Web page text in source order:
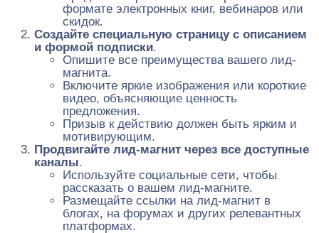
формате электронных книг, вебинаров или
скидок.
Создайте специальную страницу с описанием
и формой подписки.
Опишите все преимущества вашего лид-
магнита.
Включите яркие изображения или короткие
видео, объясняющие ценность
предложения.
Призыв к действию должен быть ярким и
мотивирующим.
Продвигайте лид-магнит через все доступные
каналы.
Используйте социальные сети, чтобы
рассказать о вашем лид-магните.
Размещайте ссылки на лид-магнит в
блогах, на форумах и других релевантных
платформах.